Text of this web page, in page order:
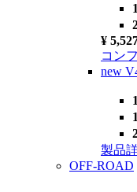
¥
コン
new
製品
OFF-ROAD